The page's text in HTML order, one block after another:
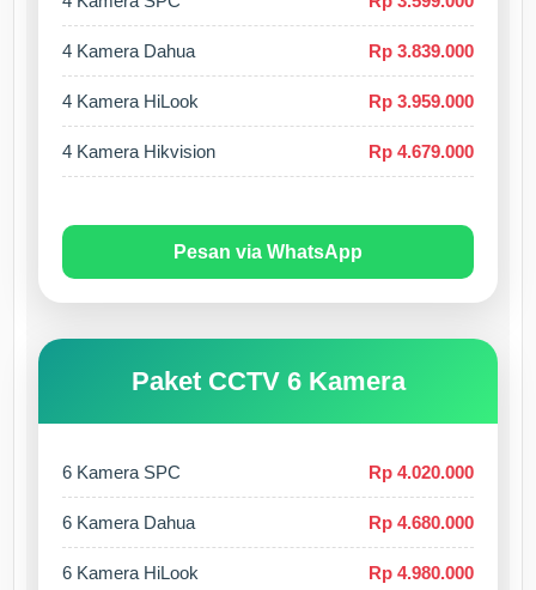
4 Kamera Dahua Rp 3.839.000
4 Kamera HiLook Rp 3.959.000
4 Kamera Hikvision Rp 4.679.000
Pesan via WhatsApp
Paket CCTV 6 Kamera
6 Kamera SPC Rp 4.020.000
6 Kamera Dahua Rp 4.680.000
6 Kamera HiLook Rp 4.980.000